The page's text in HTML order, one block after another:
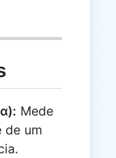
Mede
de um